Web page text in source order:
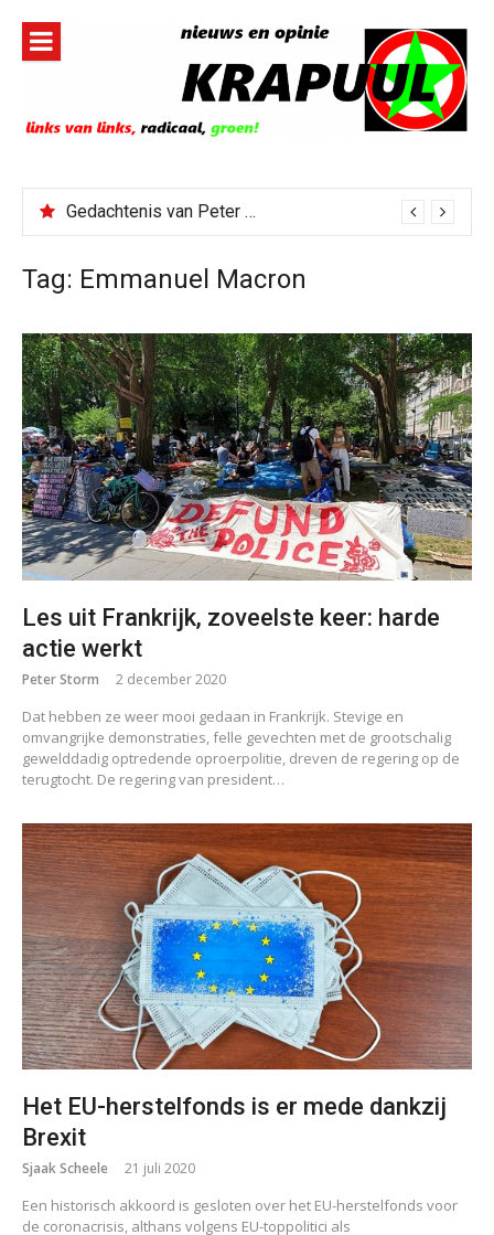
inhoud
Gedachtenis van Peter Faber
Tag: Emmanuel Macron
Les uit Frankrijk, zoveelste keer: harde
actie werkt
Peter Storm 2 december 2020
Dat hebben ze weer mooi gedaan in Frankrijk. Stevige en
omvangrijke demonstraties, felle gevechten met de grootschalig
gewelddadig optredende oproerpolitie, dreven de regering op de
terugtocht. De regering van president…
Het EU-herstelfonds is er mede dankzij
Brexit
Sjaak Scheele 21 juli 2020
Een historisch akkoord is gesloten over het EU-herstelfonds voor
de coronacrisis, althans volgens EU-toppolitici als